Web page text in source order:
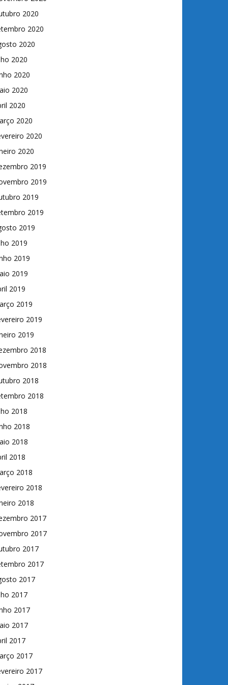
2020
2020
2020
2020
2020
2020
2020
2020
2020
2020
2019
2019
2019
2019
2019
2019
2019
2019
2019
2019
2019
2019
2018
2018
2018
2018
2018
2018
2018
2018
2018
2018
2018
2017
2017
2017
2017
2017
2017
2017
2017
2017
2017
2017